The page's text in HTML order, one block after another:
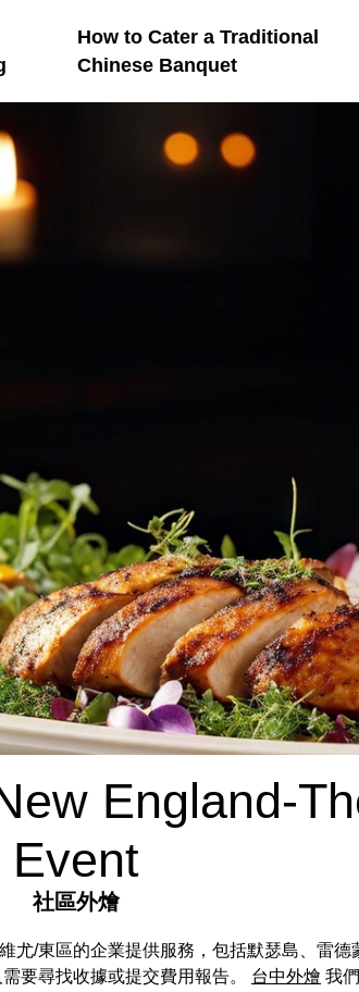
How to Cater a Traditional
Chinese Banquet
England-
Event
社區外燴
/東區的企業提供服務，包括默瑟島、雷德
要尋找收據或提交費用報告。 台中外燴 我